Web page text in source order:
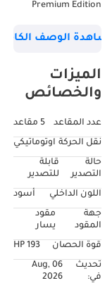
Premium Edition
الوصف الكامل
الميزات
والخصائص
عدد المقاعد
5 مقاعد
نقل الحركة اوتوماتيكي
حالة
التصدير
قابلة
للتصدير
اللون الداخلي
أسود
جهة
المقود
مقود
يسار
قوة الحصان
193 HP
تحديث
في:
06 Aug,
2026